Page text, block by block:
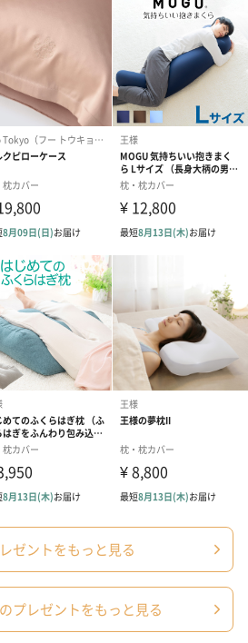
ゼントをもっと見る
プレゼントをもっと見る